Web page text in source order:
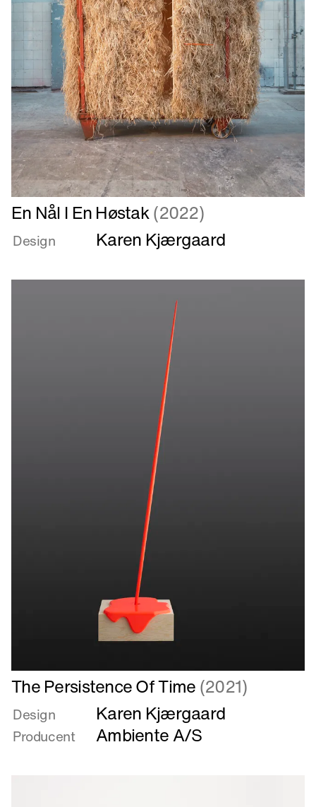
Læs
mere
om
En Nål I En Høstak(2022)
Design Karen Kjærgaard
Læs
mere
om
The
Persistence
The Persistence Of Time(2021)
Design Karen Kjærgaard
Producent Ambiente A/S